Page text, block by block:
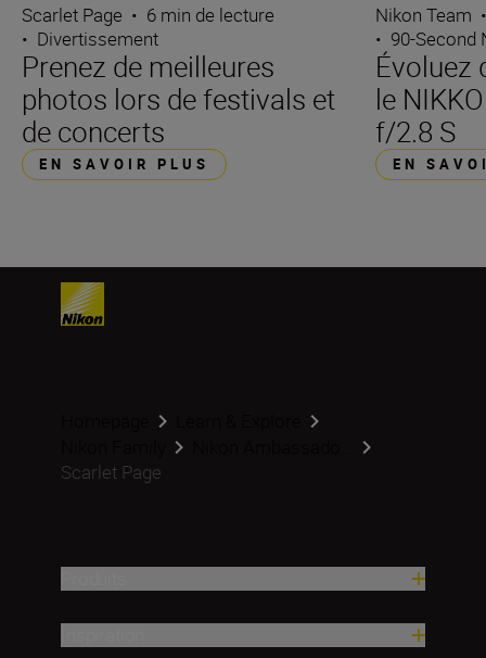
Scarlet Page • 6 min de lecture
• Divertissement
Prenez de meilleures
photos lors de festivals et
de concerts
EN SAVOIR PLUS
Nikon Team
• 90-Second
Évoluez
le
f/2.8 S
EN
Scarlet Page